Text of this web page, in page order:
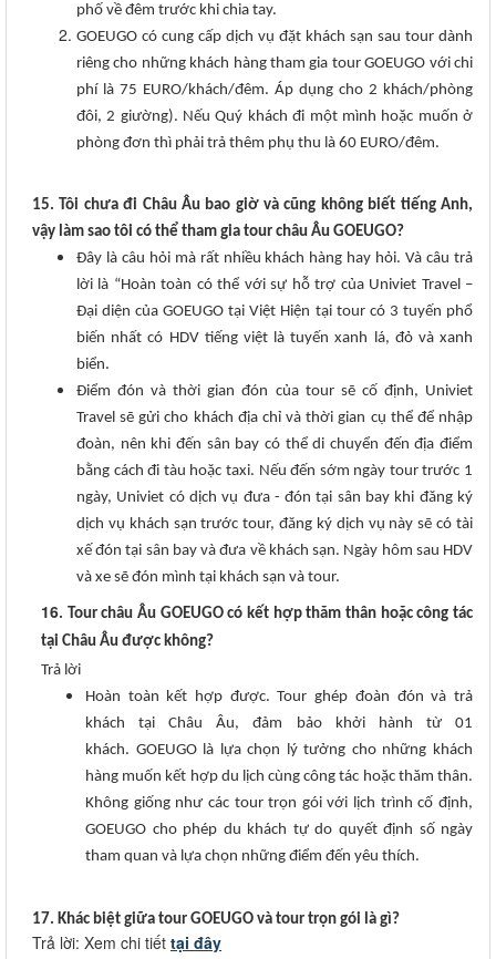
phố về đêm trước khi chia tay.
GOEUGO có cung cấp dịch vụ đặt khách sạn sau tour dành
riêng cho những khách hàng tham gia tour GOEUGO với chi
phí là 75 EURO/khách/đêm. Áp dụng cho 2 khách/phòng
đôi, 2 giường). Nếu Quý khách đi một mình hoặc muốn ở
phòng đơn thì phải trả thêm phụ thu là 60 EURO/đêm.
15. Tôi chưa đi Châu Âu bao giờ và cũng không biết tiếng Anh,
vậy làm sao tôi có thể tham gia tour châu Âu GOEUGO?
Đây là câu hỏi mà rất nhiều khách hàng hay hỏi. Và câu trả
lời là “Hoàn toàn có thể với sự hỗ trợ của Univiet Travel –
Đại diện của GOEUGO tại Việt Hiện tại tour có 3 tuyến phổ
biến nhất có HDV tiếng việt là tuyến xanh lá, đỏ và xanh
biển.
Điểm đón và thời gian đón của tour sẽ cố định, Univiet
Travel sẽ gửi cho khách địa chỉ và thời gian cụ thể để nhập
đoàn, nên khi đến sân bay có thể di chuyển đến địa điểm
bằng cách đi tàu hoặc taxi. Nếu đến sớm ngày tour trước 1
ngày, Univiet có dịch vụ đưa - đón tại sân bay khi đăng ký
dịch vụ khách sạn trước tour, đăng ký dịch vụ này sẽ có tài
xế đón tại sân bay và đưa về khách sạn. Ngày hôm sau HDV
và xe sẽ đón mình tại khách sạn và tour.
16. Tour châu Âu GOEUGO có kết hợp thăm thân hoặc công tác
tại Châu Âu được không?
Trả lời
Hoàn toàn kết hợp được. Tour ghép đoàn đón và trả
khách tại Châu Âu, đảm bảo khởi hành từ 01
khách. GOEUGO là lựa chọn lý tưởng cho những khách
hàng muốn kết hợp du lịch cùng công tác hoặc thăm thân.
Không giống như các tour trọn gói với lịch trình cố định,
GOEUGO cho phép du khách tự do quyết định số ngày
tham quan và lựa chọn những điểm đến yêu thích.
17. Khác biệt giữa tour GOEUGO và tour trọn gói là gì?
Trả lời: Xem chi tiết tại đây